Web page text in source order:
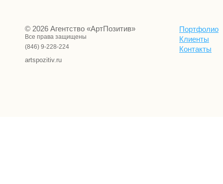
© 2026 Агентство «АртПозитив»
Все права защищены
(846) 9-228-224
artspozitiv.ru
Портфолио
Клиенты
Контакты